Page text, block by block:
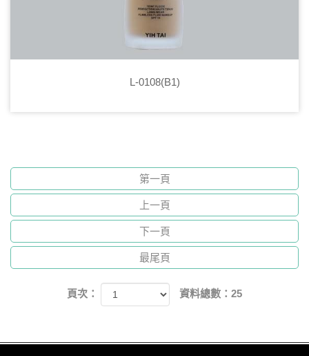
L-0108(B1)
第一頁
上一頁
下一頁
最尾頁
頁次： 資料總數：25